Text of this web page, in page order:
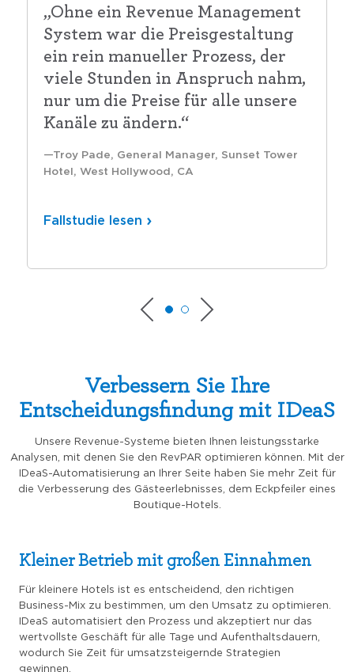
„Ohne ein Revenue Management
System war die Preisgestaltung
ein rein manueller Prozess, der
viele Stunden in Anspruch nahm,
nur um die Preise für alle unsere
Kanäle zu ändern.“
Troy Pade, General Manager, Sunset Tower
Hotel, West Hollywood, CA
Fallstudie lesen
Verbessern Sie Ihre
Entscheidungsfindung mit IDeaS
Unsere Revenue-Systeme bieten Ihnen leistungsstarke
Analysen, mit denen Sie den RevPAR optimieren können. Mit der
IDeaS-Automatisierung an Ihrer Seite haben Sie mehr Zeit für
die Verbesserung des Gästeerlebnisses, dem Eckpfeiler eines
Boutique-Hotels.
Kleiner Betrieb mit großen Einnahmen
Für kleinere Hotels ist es entscheidend, den richtigen
Business-Mix zu bestimmen, um den Umsatz zu optimieren.
IDeaS automatisiert den Prozess und akzeptiert nur das
wertvollste Geschäft für alle Tage und Aufenthaltsdauern,
wodurch Sie Zeit für umsatzsteigernde Strategien
gewinnen.